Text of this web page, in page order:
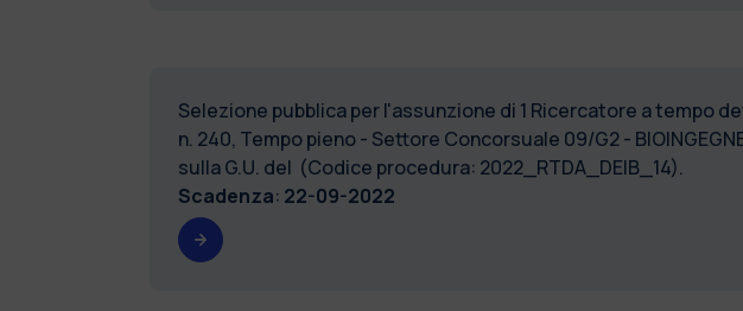
Selezione pubblica per l'assunzione di 1 Ricercatore a tempo
n. 240, Tempo pieno - Settore Concorsuale 09/G2 -
sulla G.U. del (Codice procedura: 2022_RTDA_DEIB_14).
Scadenza: 22-09-2022